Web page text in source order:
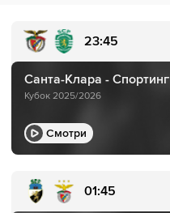
23:45
Санта-Клара - Спортинг
Кубок 2025/2026
Смотри
01:45